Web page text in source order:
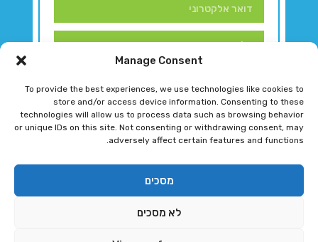
Manage Consent
To provide the best experiences, we use technologies like cookies to
store and/or access device information. Consenting to these
technologies will allow us to process data such as browsing behavior
or unique IDs on this site. Not consenting or withdrawing consent, may
adversely affect certain features and functions.
מסכים
לא מסכים